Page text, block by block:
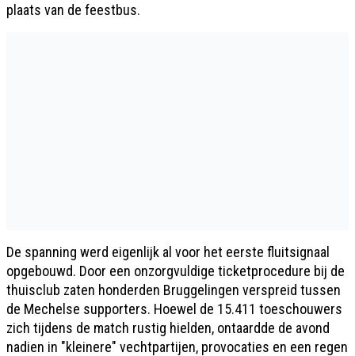
plaats van de feestbus.
De spanning werd eigenlijk al voor het eerste fluitsignaal
opgebouwd. Door een onzorgvuldige ticketprocedure bij de
thuisclub zaten honderden Bruggelingen verspreid tussen
de Mechelse supporters. Hoewel de 15.411 toeschouwers
zich tijdens de match rustig hielden, ontaardde de avond
nadien in "kleinere" vechtpartijen, provocaties en een regen